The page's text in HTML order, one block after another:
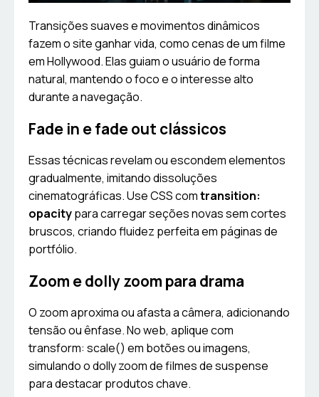
Transições suaves e movimentos dinâmicos
fazem o site ganhar vida, como cenas de um filme
em Hollywood. Elas guiam o usuário de forma
natural, mantendo o foco e o interesse alto
durante a navegação.
Fade in e fade out clássicos
Essas técnicas revelam ou escondem elementos
gradualmente, imitando dissoluções
cinematográficas. Use CSS comtransition:
opacitypara carregar seções novas sem cortes
bruscos, criando fluidez perfeita em páginas de
portfólio.
Zoom e dolly zoom para drama
O zoom aproxima ou afasta a câmera, adicionando
tensão ou ênfase. No web, aplique com
transform: scale() em botões ou imagens,
simulando o dolly zoom de filmes de suspense
para destacar produtos chave.